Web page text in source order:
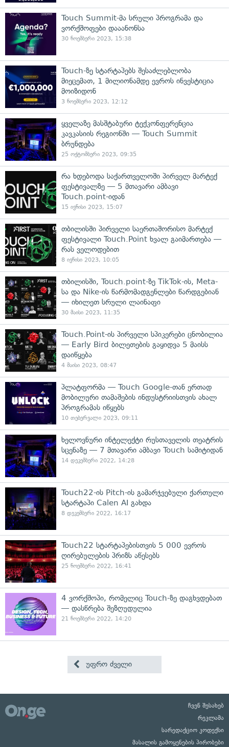
Touch Summit-მა სრული პროგრამა და
ვორქშოფები დააანონსა
30 ნოემბერი 2023, 15:38
Touch-ზე სტარტაპებს შესაძლებლობა
მიეცემათ, 1 მილიონამდე ევროს ინვესტიცია
მოიზიდონ
3 ნოემბერი 2023, 12:12
ყველაზე მასშტაბური ტექკონფერენცია
კავკასიის რეგიონში — Touch Summit
ბრუნდება
25 ოქტომბერი 2023, 09:35
რა ხდებოდა საქართველოში პირველ მარტექ
ფესტივალზე — 5 მთავარი ამბავი
Touch.point-იდან
15 ივნისი 2023, 15:07
თბილისში პირველი საერთაშორისო მარტექ
ფესტივალი Touch.Point ხვალ გაიმართება —
რას ველოდებით
8 ივნისი 2023, 10:05
თბილისში, Touch.point-ზე TikTok-ის, Meta-
სა და Nike-ის წარმომადგენლები წარდგებიან
— იხილეთ სრული ლაინაფი
30 მაისი 2023, 11:35
Touch.Point-ის პირველი სპიკერები ცნობილია
— Early Bird ბილეთების გაყიდვა 5 მაისს
დაიწყება
4 მაისი 2023, 08:47
პლატფორმა — Touch Google-თან ერთად
მობილური თამაშების ინდუსტრიისთვის ახალ
პროგრამას იწყებს
10 თებერვალი 2023, 09:11
ხელოვნური ინტელექტი რუსთაველის თეატრის
სცენაზე — 7 მთავარი ამბავი Touch სამიტიდან
14 დეკემბერი 2022, 14:28
Touch22-ის Pitch-ის გამარჯვებული ქართული
სტარტაპი Calen AI გახდა
8 დეკემბერი 2022, 16:17
Touch22 სტარტაპებისთვის 5 000 ევროს
ღირებულების პრიზს აწესებს
25 ნოემბერი 2022, 16:41
4 ვორქშოპი, რომელიც Touch-ზე დაგხვდებათ
— დასწრება შეზღუდულია
21 ნოემბერი 2022, 14:20
უფრო ძველი
ჩვენ შესახებ
რეკლამა
სარედაქციო კოდექსი
მასალის გამოყენების პირობები